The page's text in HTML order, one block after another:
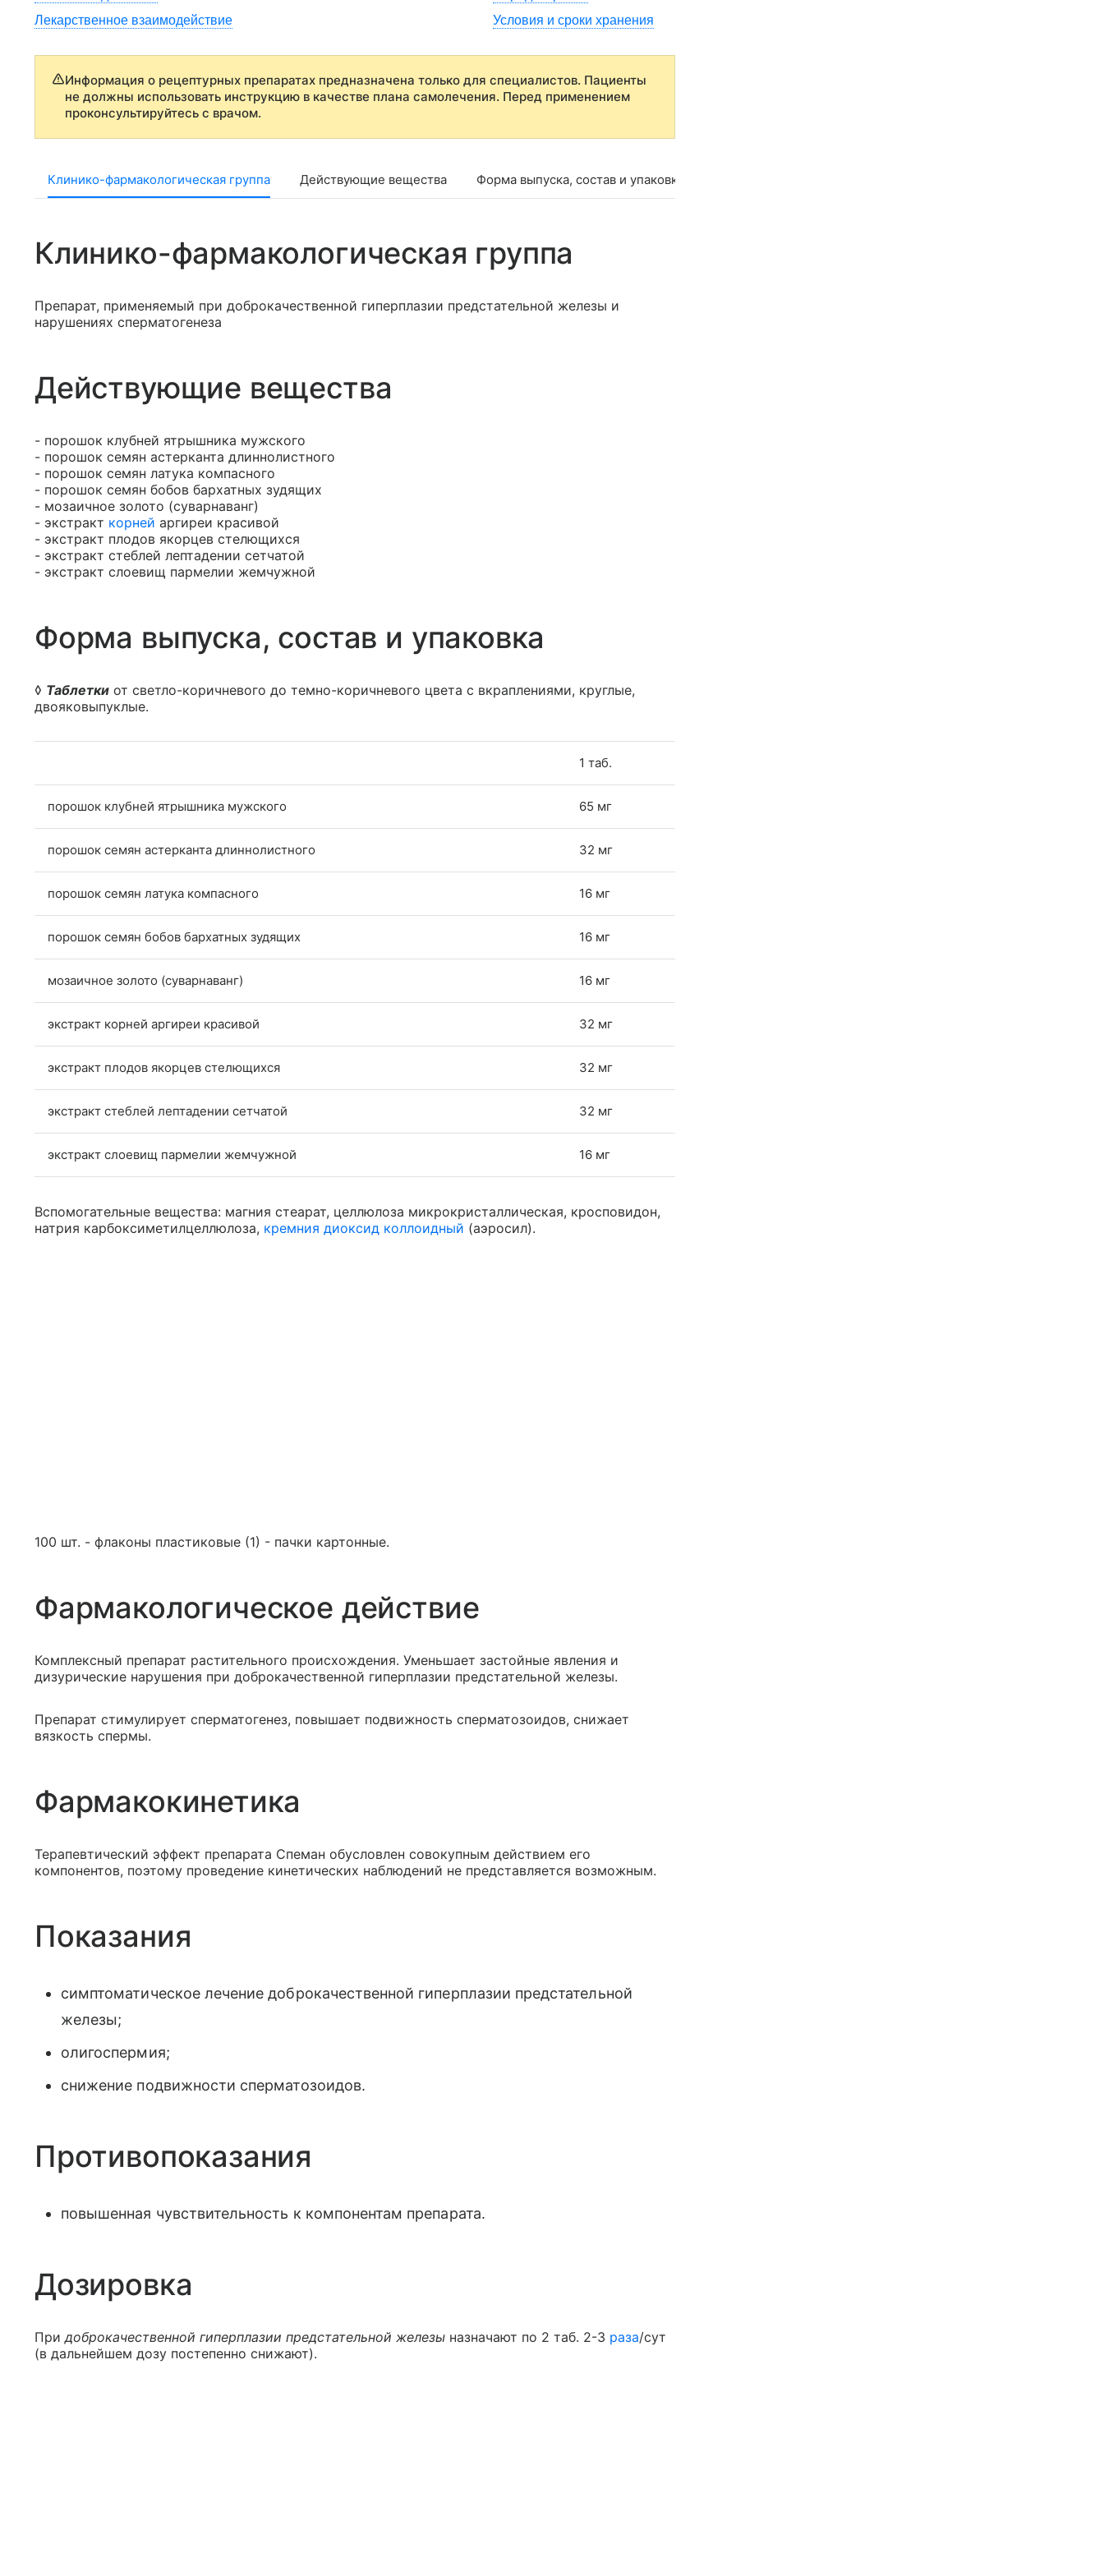
Лекарственное взаимодействие
Условия и сроки хранения
Информация о рецептурных препаратах предназначена только для специалистов. Пациенты
не должны использовать инструкцию в качестве плана самолечения. Перед применением
проконсультируйтесь с врачом.
Клинико-фармакологическая группа Действующие вещества Форма выпуска, состав и упаковка
Клинико-фармакологическая группа
Препарат, применяемый при доброкачественной гиперплазии предстательной железы и
нарушениях сперматогенеза
Действующие вещества
- порошок клубней ятрышника мужского
- порошок семян астерканта длиннолистного
- порошок семян латука компасного
- порошок семян бобов бархатных зудящих
- мозаичное золото (суварнаванг)
- экстракт корней аргиреи красивой
- экстракт плодов якорцев стелющихся
- экстракт стеблей лептадении сетчатой
- экстракт слоевищ пармелии жемчужной
Форма выпуска, состав и упаковка
◊ Таблетки от светло-коричневого до темно-коричневого цвета с вкраплениями, круглые,
двояковыпуклые.
1 таб.
порошок клубней ятрышника мужского 65 мг
порошок семян астерканта длиннолистного 32 мг
порошок семян латука компасного 16 мг
порошок семян бобов бархатных зудящих 16 мг
мозаичное золото (суварнаванг) 16 мг
экстракт корней аргиреи красивой 32 мг
экстракт плодов якорцев стелющихся 32 мг
экстракт стеблей лептадении сетчатой 32 мг
экстракт слоевищ пармелии жемчужной 16 мг
Вспомогательные вещества: магния стеарат, целлюлоза микрокристаллическая, кросповидон,
натрия карбоксиметилцеллюлоза, кремния диоксид коллоидный (аэросил).
100 шт. - флаконы пластиковые (1) - пачки картонные.
Фармакологическое действие
Комплексный препарат растительного происхождения. Уменьшает застойные явления и
дизурические нарушения при доброкачественной гиперплазии предстательной железы.
Препарат стимулирует сперматогенез, повышает подвижность сперматозоидов, снижает
вязкость спермы.
Фармакокинетика
Терапевтический эффект препарата Спеман обусловлен совокупным действием его
компонентов, поэтому проведение кинетических наблюдений не представляется возможным.
Показания
симптоматическое лечение доброкачественной гиперплазии предстательной
железы;
олигоспермия;
снижение подвижности сперматозоидов.
Противопоказания
повышенная чувствительность к компонентам препарата.
Дозировка
Придоброкачественной гиперплазии предстательной железы назначают по 2 таб. 2-3 раза/сут
(в дальнейшем дозу постепенно снижают).